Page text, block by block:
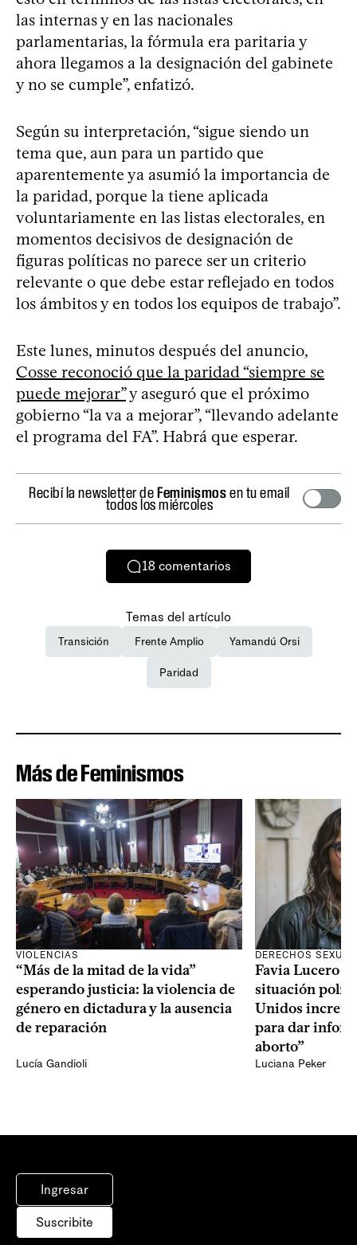
las internas y en las nacionales
parlamentarias, la fórmula era paritaria y
ahora llegamos a la designación del gabinete
y no se cumple”, enfatizó.
Según su interpretación, “sigue siendo un
tema que, aun para un partido que
aparentemente ya asumió la importancia de
la paridad, porque la tiene aplicada
voluntariamente en las listas electorales, en
momentos decisivos de designación de
figuras políticas no parece ser un criterio
relevante o que debe estar reflejado en todos
los ámbitos y en todos los equipos de trabajo”.
Este lunes, minutos después del anuncio,
Cosse reconoció que la paridad “siempre se
puede mejorar”y aseguró que el próximo
gobierno “la va a mejorar”, “llevando adelante
el programa del FA”. Habrá que esperar.
Recibí la newsletter deFeminismosen tu email
todos los miércoles
18 comentarios
Temas del artículo
Transición Frente Amplio Yamandú Orsi
Paridad
Más de Feminismos
VIOLENCIAS
“Más de la mitad de la vida”
esperando justicia: la violencia de
género en dictadura y la ausencia
de reparación
Lucía Gandioli
DERECHOS
Favia Lucero
situación
Unidos
para dar
aborto”
Luciana Peker
Ingresar
Suscribite